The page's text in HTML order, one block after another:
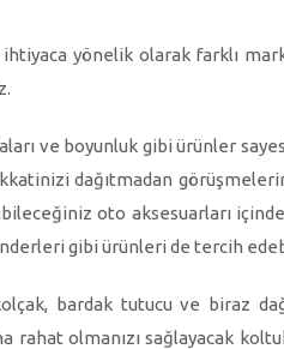
yönelik olarak farklı
ve boyunluk gibi ürünler
dağıtmadan
oto aksesuarları
gibi ürünleri de tercih
bardak tutucu ve biraz
rahat olmanızı sağlayacak